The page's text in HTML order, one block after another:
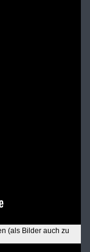
(als Bilder auch zu